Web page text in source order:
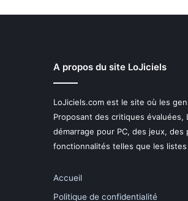
A propos du site LoJiciels
LoJiciels.com est le site où les
Proposant des critiques
démarrage pour PC, des jeux,
fonctionnalités telles que les
Accueil
Politique de confidentialité